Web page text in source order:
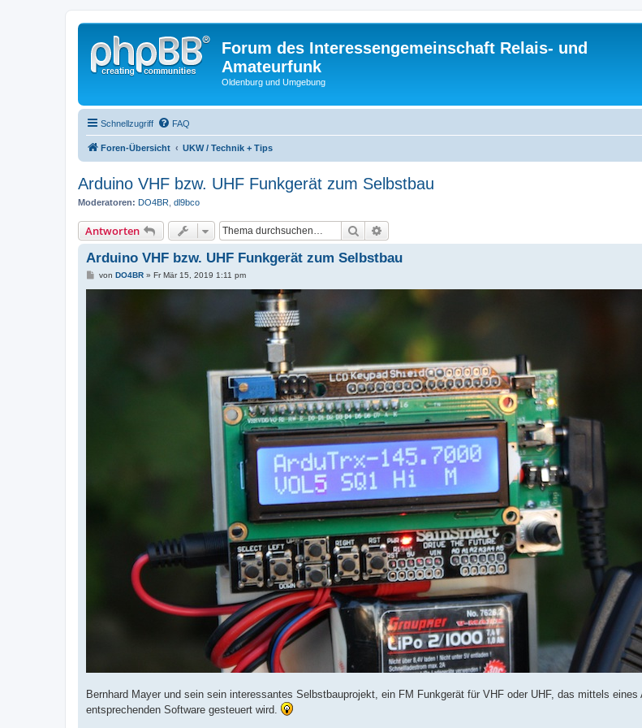
Forum des Interessengemeinschaft Relais- und
Amateurfunk
Oldenburg und Umgebung
Schnellzugriff FAQ
Foren-Übersicht UKW / Technik + Tips
Arduino VHF bzw. UHF Funkgerät zum Selbstbau
Moderatoren: DO4BR dl9bco
Antworten Suche
Arduino VHF bzw. UHF Funkgerät zum Selbstbau
Bvon DO4BR» Fr Mär 15, 2019 1:11 pm
Bernhard Mayer und sein sein interessantes Selbstbauprojekt, ein FM Funkgerät für VHF oder UHF, das mittels eines
entsprechenden Software gesteuert wird.